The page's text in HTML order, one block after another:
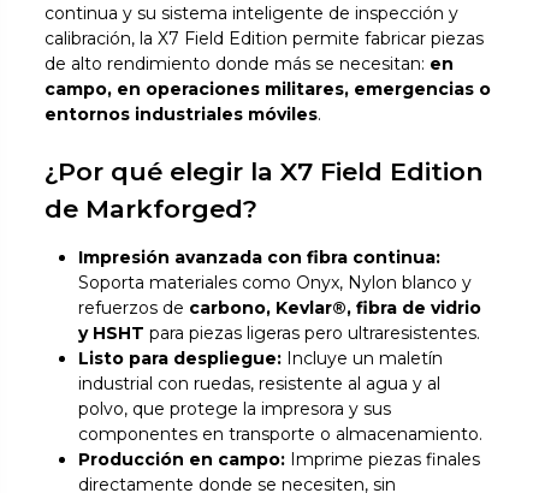
continua y su sistema inteligente de inspección y
calibración, la X7 Field Edition permite fabricar piezas
de alto rendimiento donde más se necesitan: en
campo, en operaciones militares, emergencias o
entornos industriales móviles.
¿Por qué elegir la X7 Field Edition
de Markforged?
Impresión avanzada con fibra continua:
Soporta materiales como Onyx, Nylon blanco y
refuerzos de carbono, Kevlar®, fibra de vidrio
y HSHT para piezas ligeras pero ultraresistentes.
Listo para despliegue: Incluye un maletín
industrial con ruedas, resistente al agua y al
polvo, que protege la impresora y sus
componentes en transporte o almacenamiento.
Producción en campo: Imprime piezas finales
directamente donde se necesiten, sin